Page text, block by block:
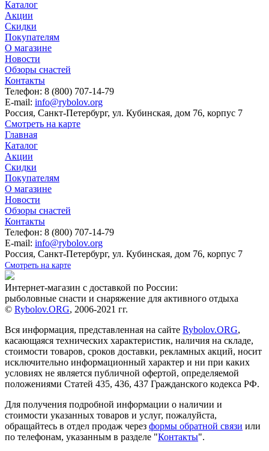
Каталог
Акции
Скидки
Покупателям
О магазине
Новости
Обзоры снастей
Контакты
Телефон: 8 (800) 707-14-79
E-mail: info@rybolov.org
Россия, Санкт-Петербург, ул. Кубинская, дом 76, корпус 7
Смотреть на карте
Главная
Каталог
Акции
Скидки
Покупателям
О магазине
Новости
Обзоры снастей
Контакты
Телефон: 8 (800) 707-14-79
E-mail: info@rybolov.org
Россия, Санкт-Петербург, ул. Кубинская, дом 76, корпус 7
Смотреть на карте
Интернет-магазин с доставкой по России:
рыболовные снасти и снаряжение для активного отдыха
© Rybolov.ORG, 2006-2021 гг.
Вся информация, представленная на сайте Rybolov.ORG,
касающаяся технических характеристик, наличия на складе,
стоимости товаров, сроков доставки, рекламных акций, носит
исключительно информационный характер и ни при каких
условиях не является публичной офертой, определяемой
положениями Статей 435, 436, 437 Гражданского кодекса РФ.
Для получения подробной информации о наличии и
стоимости указанных товаров и услуг, пожалуйста,
обращайтесь в отдел продаж через формы обратной связи или
по телефонам, указанным в разделе "Контакты".